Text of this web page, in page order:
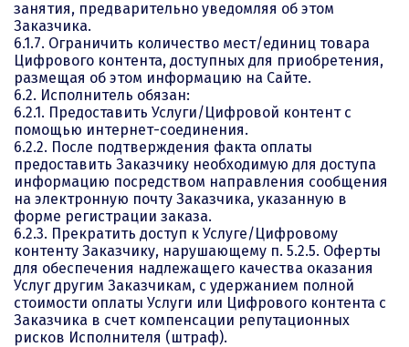
занятия, предварительно уведомляя об этом
Заказчика.
6.1.7. Ограничить количество мест/единиц товара
Цифрового контента, доступных для приобретения,
размещая об этом информацию на Сайте.
6.2. Исполнитель обязан:
6.2.1. Предоставить Услуги/Цифровой контент с
помощью интернет-соединения.
6.2.2. После подтверждения факта оплаты
предоставить Заказчику необходимую для доступа
информацию посредством направления сообщения
на электронную почту Заказчика, указанную в
форме регистрации заказа.
6.2.3. Прекратить доступ к Услуге/Цифровому
контенту Заказчику, нарушающему п. 5.2.5. Оферты
для обеспечения надлежащего качества оказания
Услуг другим Заказчикам, с удержанием полной
стоимости оплаты Услуги или Цифрового контента с
Заказчика в счет компенсации репутационных
рисков Исполнителя (штраф).